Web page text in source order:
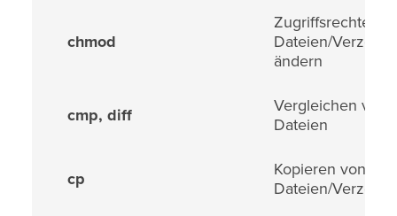
chmod
Zugriffsrechte
Dateien/
ändern
cmp, diff
Vergleichen von
Dateien
cp
Kopieren von
Dateien/